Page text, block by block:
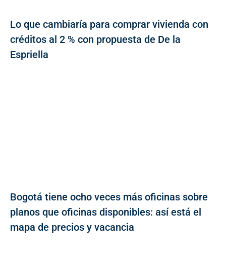
Lo que cambiaría para comprar vivienda con
créditos al 2 % con propuesta de De la
Espriella
Bogotá tiene ocho veces más oficinas sobre
planos que oficinas disponibles: así está el
mapa de precios y vacancia